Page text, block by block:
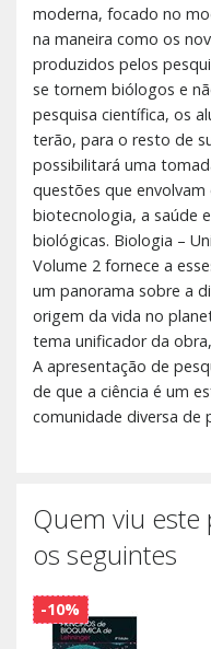
moderna, focado no
na maneira como os
produzidos pelos
se tornem biólogos e
pesquisa científica, os
terão, para o resto de
possibilitará uma
questões que
biotecnologia, a saúde
biológicas. Biologia –
Volume 2 fornece a
um panorama sobre a
origem da vida no
tema unificador da
A apresentação de
de que a ciência é um
comunidade diversa de
Quem viu
os seguintes
-10%